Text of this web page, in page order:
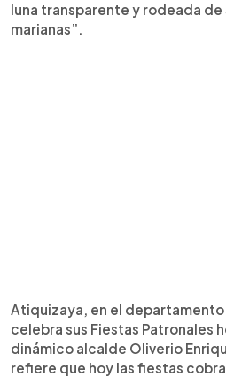
luna transparente y rodeada
marianas”.
Atiquizaya, en el departamento
celebra sus Fiestas Patronales
dinámico alcalde Oliverio
refiere que hoy las fiestas